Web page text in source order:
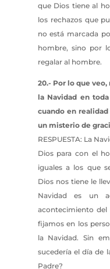
que Dios tiene al
los rechazos que
no está marcada
hombre, sino por
regalar al hombre.
20.- Por lo que
la Navidad en
cuando en
un misterio de
RESPUESTA: La
Dios para con el
iguales a los que
Dios nos tiene le
Navidad es un
acontecimiento del
fijamos en los
la Navidad. Sin
sucedería el día de
Padre?